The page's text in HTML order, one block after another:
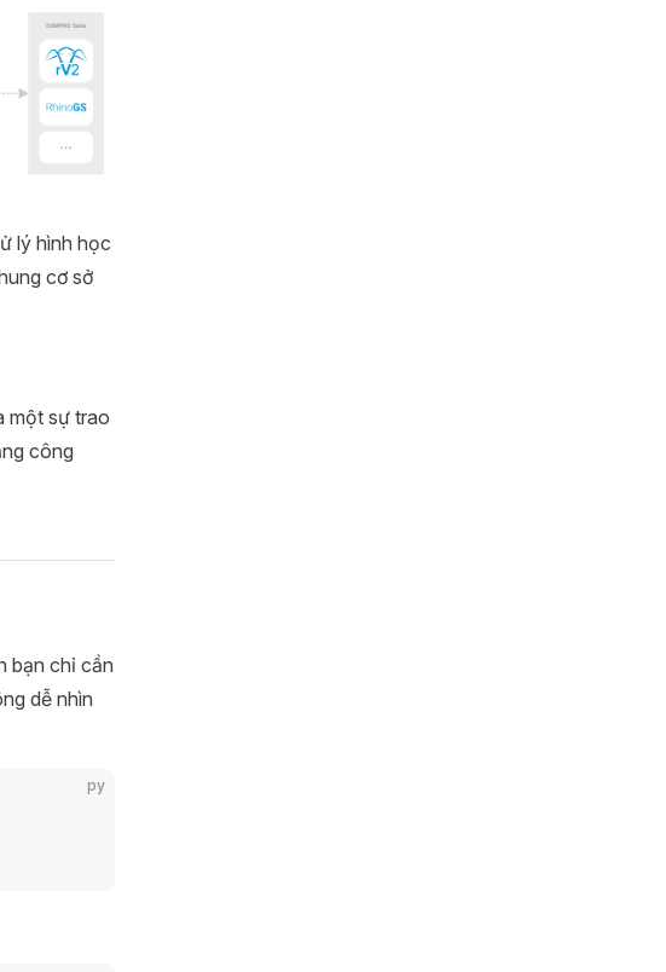
lý hình học
cơ sở
một sự trao
công
bạn chỉ cần
dễ nhìn
py